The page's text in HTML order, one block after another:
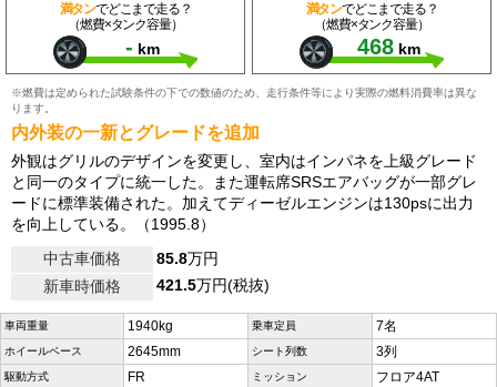
満タンでどこまで走る？
（燃費×タンク容量）
- km
満タンでどこまで走る？
（燃費×タンク容量）
468 km
※燃費は定められた試験条件の下での数値のため、走行条件等により実際の燃料消費率は異な
ります。
内外装の一新とグレードを追加
外観はグリルのデザインを変更し、室内はインパネを上級グレード
と同一のタイプに統一した。また運転席SRSエアバッグが一部グレ
ードに標準装備された。加えてディーゼルエンジンは130psに出力
を向上している。（1995.8）
中古車価格
85.8万円
新車時価格
421.5万円(税抜)
車両重量 1940kg 乗車定員 7名
ホイールベース 2645mm シート列数 3列
駆動方式 FR ミッション フロア4AT